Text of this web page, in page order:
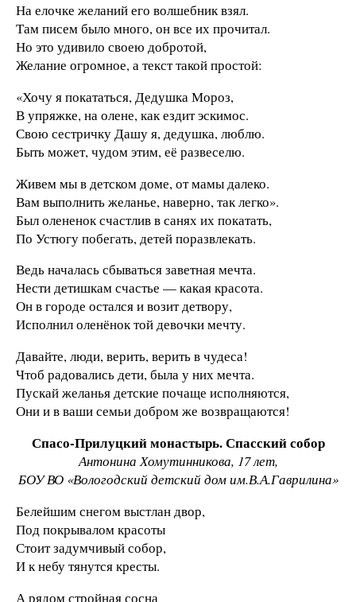
На елочке желаний его волшебник взял.
Там писем было много, он все их прочитал.
Но это удивило своею добротой,
Желание огромное, а текст такой простой:
«Хочу я покататься, Дедушка Мороз,
В упряжке, на олене, как ездит эскимос.
Свою сестричку Дашу я, дедушка, люблю.
Быть может, чудом этим, её развеселю.
Живем мы в детском доме, от мамы далеко.
Вам выполнить желанье, наверно, так легко».
Был олененок счастлив в санях их покатать,
По Устюгу побегать, детей поразвлекать.
Ведь началась сбываться заветная мечта.
Нести детишкам счастье — какая красота.
Он в городе остался и возит детвору,
Исполнил оленёнок той девочки мечту.
Давайте, люди, верить, верить в чудеса!
Чтоб радовались дети, была у них мечта.
Пускай желанья детские почаще исполняются,
Они и в ваши семьи добром же возвращаются!
Спасо-Прилуцкий монастырь. Спасский собор
Антонина Хомутинникова, 17 лет,
БОУ ВО «Вологодский детский дом им.В.А.Гаврилина»
Белейшим снегом выстлан двор,
Под покрывалом красоты
Стоит задумчивый собор,
И к небу тянутся кресты.
А рядом стройная сосна